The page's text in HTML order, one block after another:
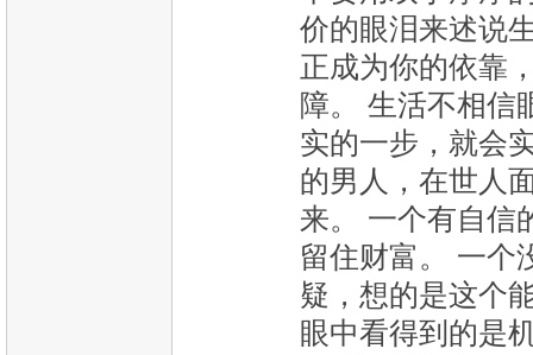
价的眼泪来述说
正成为你的依靠
障。 生活不相信
实的一步，就会
的男人，在世人
来。 一个有自信
留住财富。 一个
疑，想的是这个
眼中看得到的是